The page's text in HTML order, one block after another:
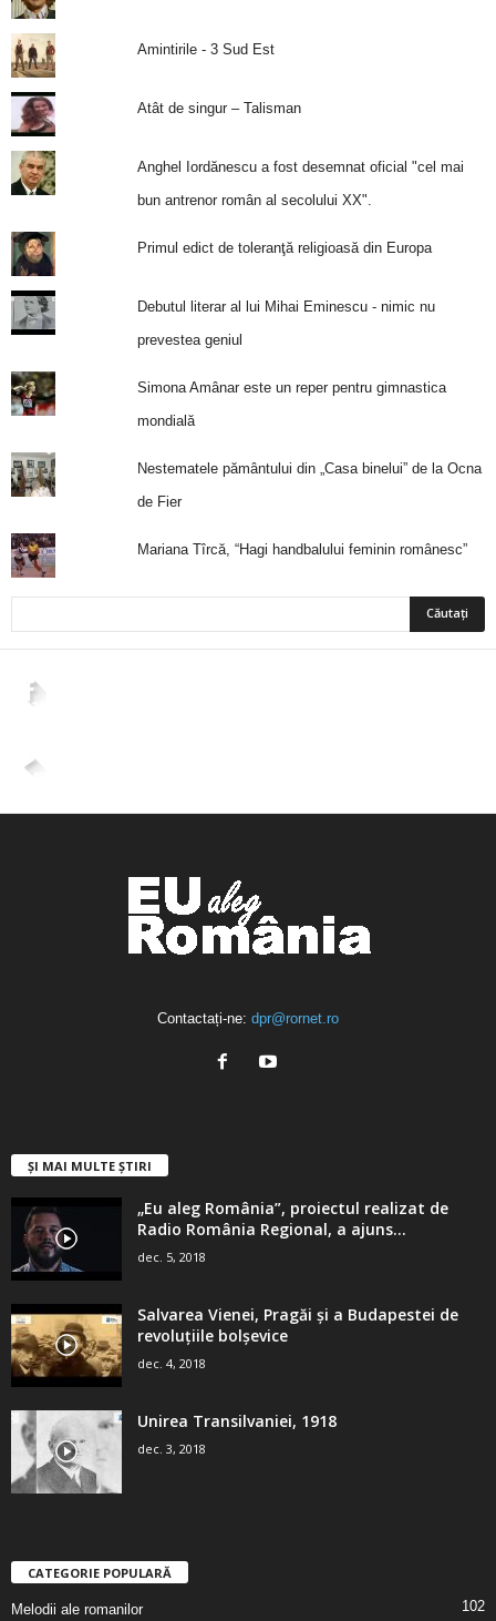
Amintirile - 3 Sud Est
Atât de singur – Talisman
Anghel Iordănescu a fost desemnat oficial "cel mai
bun antrenor român al secolului XX".
Primul edict de toleranţă religioasă din Europa
Debutul literar al lui Mihai Eminescu - nimic nu
prevestea geniul
Simona Amânar este un reper pentru gimnastica
mondială
Nestematele pământului din „Casa binelui” de la Ocna
de Fier
Mariana Tîrcă, “Hagi handbalului feminin românesc”
2,265
4,400
Contactați-ne: dpr@rornet.ro
ȘI MAI MULTE ȘTIRI
„Eu aleg România”, proiectul realizat de
Radio România Regional, a ajuns...
dec. 5, 2018
Salvarea Vienei, Pragăi şi a Budapestei de
revoluţiile bolşevice
dec. 4, 2018
Unirea Transilvaniei, 1918
dec. 3, 2018
CATEGORIE POPULARĂ
Melodii ale romanilor 102